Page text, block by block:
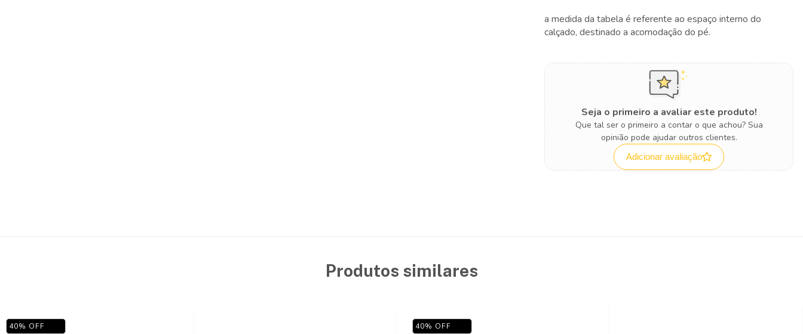
a medida da tabela é referente ao espaço interno do
calçado, destinado a acomodação do pé.
Seja o primeiro a avaliar este produto!
Que tal ser o primeiro a contar o que achou? Sua
opinião pode ajudar outros clientes.
Adicionar avaliação
Produtos similares
40% OFF 40% OFF